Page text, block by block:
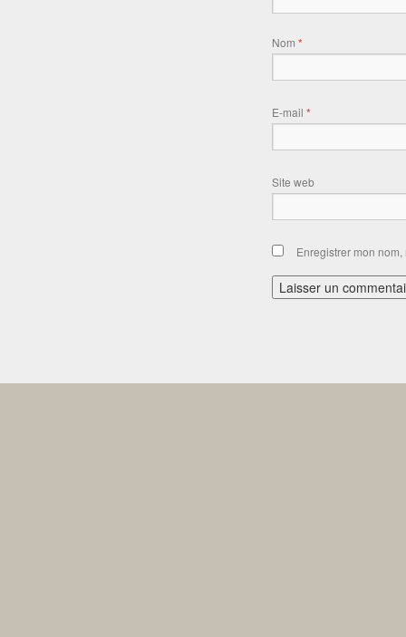
Nom *
E-mail *
Site web
Enregistrer mon